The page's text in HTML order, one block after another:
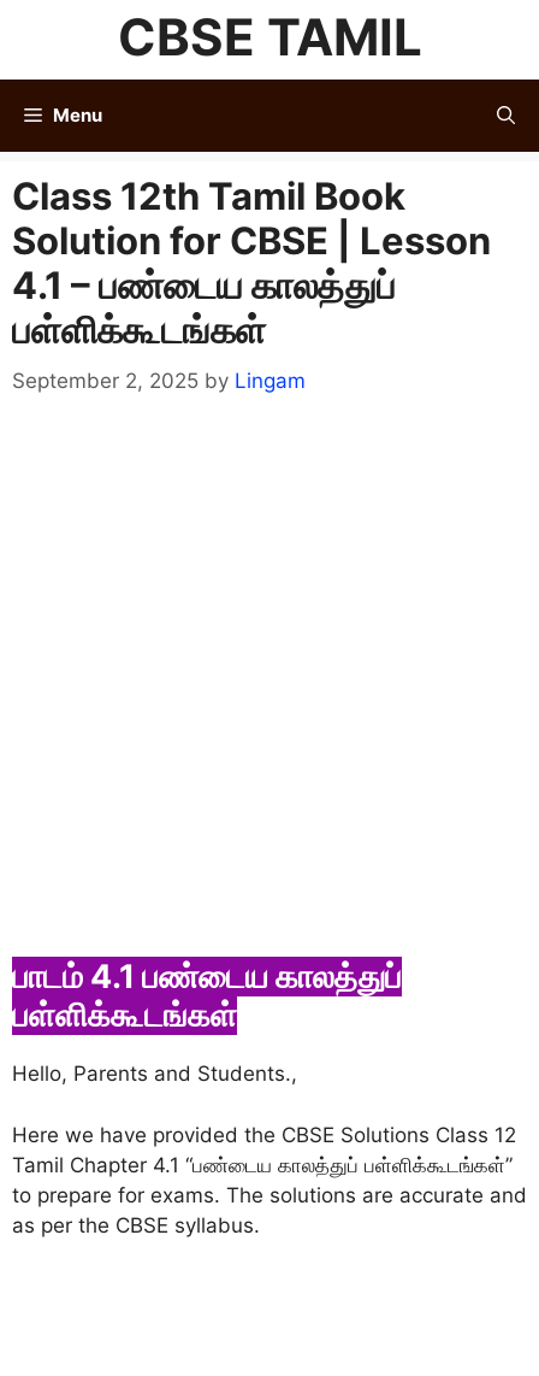
content
CBSE TAMIL
Menu
Class 12th Tamil Book
Solution for CBSE | Lesson
4.1 – பண்டைய காலத்துப்
பள்ளிக்கூடங்கள்
September 2, 2025 by Lingam
பாடம் 4.1 பண்டைய காலத்துப்
பள்ளிக்கூடங்கள்
Hello, Parents and Students.,
Here we have provided the CBSE Solutions Class 12
Tamil Chapter 4.1 “பண்டைய காலத்துப் பள்ளிக்கூடங்கள்”
to prepare for exams. The solutions are accurate and
as per the CBSE syllabus.